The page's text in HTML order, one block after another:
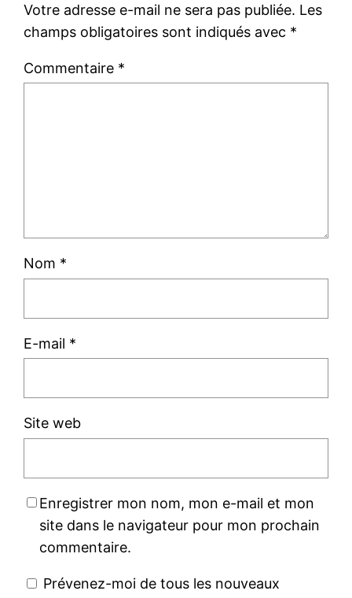
Votre adresse e-mail ne sera pas publiée. Les
champs obligatoires sont indiqués avec *
Commentaire *
Nom *
E-mail *
Site web
Enregistrer mon nom, mon e-mail et mon
site dans le navigateur pour mon prochain
commentaire.
Prévenez-moi de tous les nouveaux